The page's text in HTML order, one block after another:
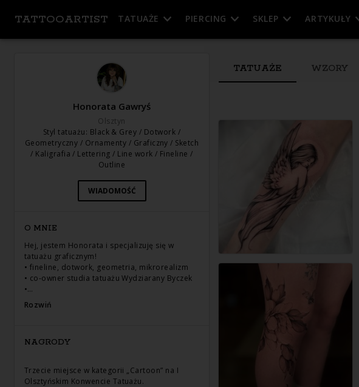
TATTOOARTIST TATUAŻE PIERCING SKLEP ARTYKUŁY
Honorata Gawryś
Olsztyn
Styl tatuażu: Black & Grey / Dotwork /
Geometryczny / Ornamenty / Graficzny / Sketch
/ Kaligrafia / Lettering / Line work / Fineline /
Outline
WIADOMOŚĆ
O MNIE
Hej, jestem Honorata i specjalizuję się w
tatuażu graficznym!
• fineline, dotwork, geometria, mikrorealizm
• co-owner studia tatuażu Wydziarany Byczek
•…
Rozwiń
NAGRODY
Trzecie miejsce w kategorii „Cartoon” na I
Olsztyńskim Konwencie Tatuażu.
TATUAŻE WZORY